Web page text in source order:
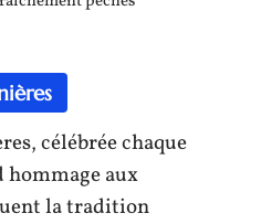
célébrée chaque
hommage aux
la tradition